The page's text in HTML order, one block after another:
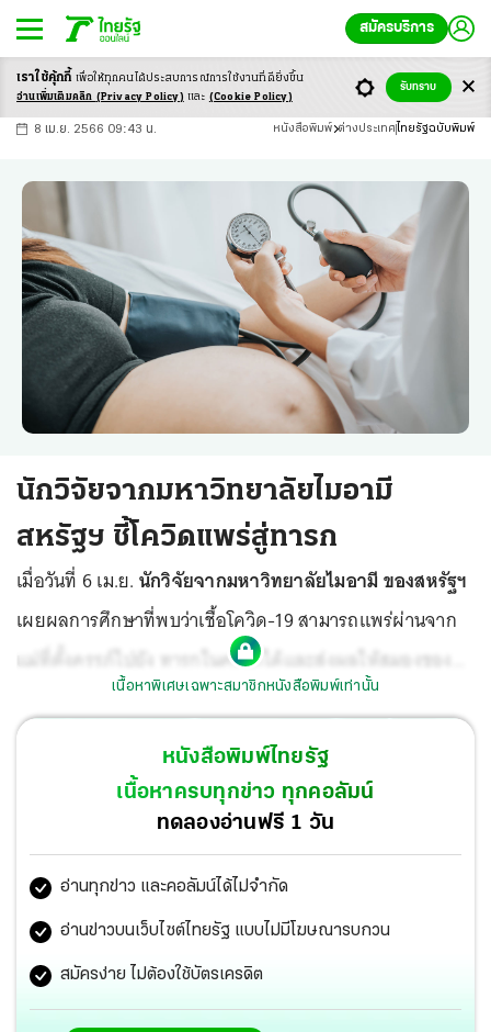
สมัครบริการ
-ก ก ก+
8 เม.ย. 2566 09:43 น. หนังสือพิมพ์ ต่างประเทศ ไทยรัฐฉบับพิมพ์
นักวิจัยจากมหาวิทยาลัยไมอามี
สหรัฐฯ ชี้โควิดแพร่สู่ทารก
เมื่อวันที่ 6 เม.ย. นักวิจัยจากมหาวิทยาลัยไมอามี ของสหรัฐฯ
เผยผลการศึกษาที่พบว่าเชื้อโควิด-19 สามารถแพร่ผ่านจาก
แม่ที่ตั้งครรภ์ไปยัง ทารกในครรภ์ได้และส่งผลให้สมองของ
เด็กเสียหาย หลังพบหลักฐานในหญิงตั้งครรภ์ 2 รายที่ติดเชื้อ
ในปี 2563
เนื้อหาพิเศษเฉพาะสมาชิกหนังสือพิมพ์เท่านั้น
หนังสือพิมพ์ไทยรัฐ
เนื้อหาครบทุกข่าว ทุกคอลัมน์
ทดลองอ่านฟรี 1 วัน
อ่านทุกข่าว และคอลัมน์ได้ไม่จำกัด
อ่านข่าวบนเว็บไซต์ไทยรัฐ แบบไม่มีโฆษณารบกวน
สมัครง่าย ไม่ต้องใช้บัตรเครดิต
เราใช้คุ้กกี้ เพื่อให้ทุกคนได้ประสบการณ์การใช้งานที่ดียิ่งขึ้น
อ่านเพิ่มเติมคลิก (Privacy Policy) และ (Cookie Policy)
รับทราบ